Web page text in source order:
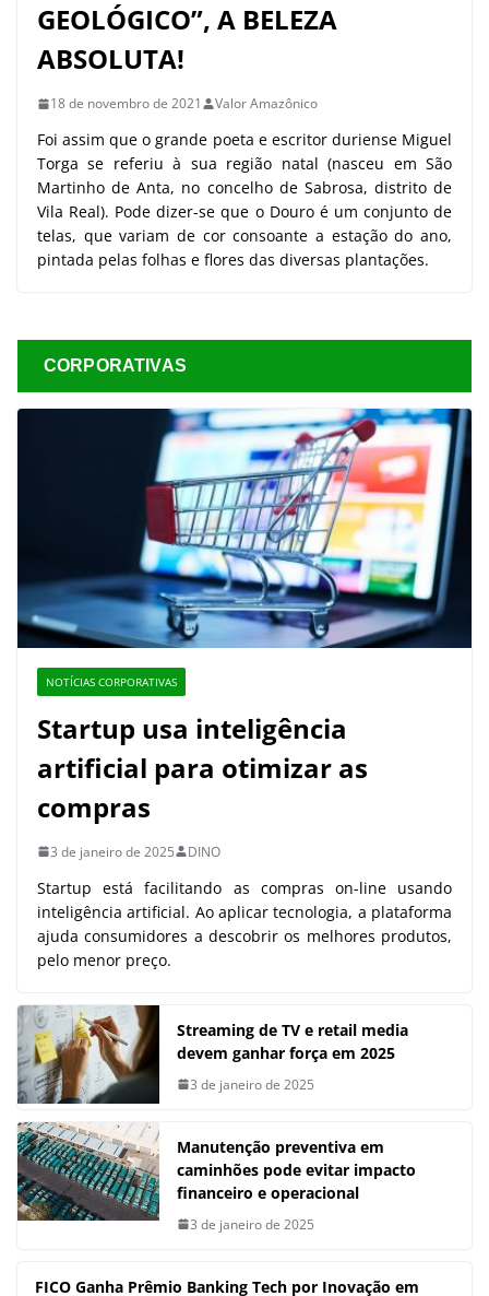
GEOLÓGICO”, A BELEZA
ABSOLUTA!
18 de novembro de 2021 Valor Amazônico
Foi assim que o grande poeta e escritor duriense Miguel
Torga se referiu à sua região natal (nasceu em São
Martinho de Anta, no concelho de Sabrosa, distrito de
Vila Real). Pode dizer-se que o Douro é um conjunto de
telas, que variam de cor consoante a estação do ano,
pintada pelas folhas e flores das diversas plantações.
CORPORATIVAS
NOTÍCIAS CORPORATIVAS
Startup usa inteligência
artificial para otimizar as
compras
3 de janeiro de 2025 DINO
Startup está facilitando as compras on-line usando
inteligência artificial. Ao aplicar tecnologia, a plataforma
ajuda consumidores a descobrir os melhores produtos,
pelo menor preço.
Streaming de TV e retail media
devem ganhar força em 2025
3 de janeiro de 2025
Manutenção preventiva em
caminhões pode evitar impacto
financeiro e operacional
3 de janeiro de 2025
FICO Ganha Prêmio Banking Tech por Inovação em